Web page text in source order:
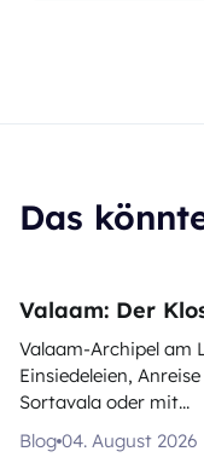
Das
Valaam: Der
Valaam-Archipel am
Einsiedeleien,
Sortavala oder mit...
Blog 04. August 2026